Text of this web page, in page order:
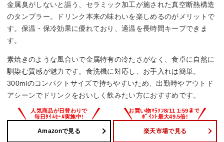
金属臭がしないと謳う、セラミック加工が施された真空断熱構造
のタンブラー。ドリンク本来の味わいを楽しめるのがメリットで
す。保温・保冷効果に優れており、適温を長時間キープできま
す。
素焼きのような風合いで金属特有の冷たさがなく、食卓に自然に
馴染む質感が魅力です。食洗機に対応し、お手入れは簡単。
300mlのコンパクトサイズで持ちやすいため、出勤時やアウトド
アシーンでドリンクをおいしく飲みたい方におすすめです。
Amazonで見る 楽天市場で見る